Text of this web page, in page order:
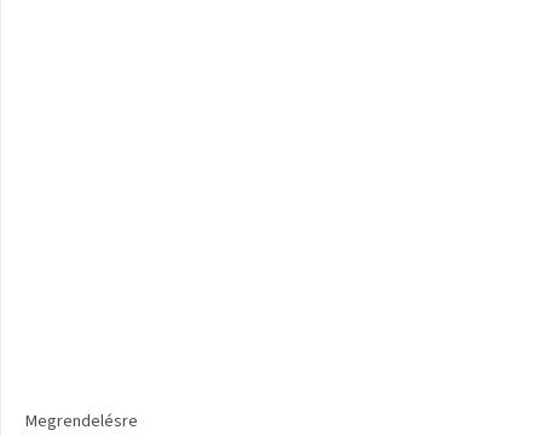
Megrendelésre